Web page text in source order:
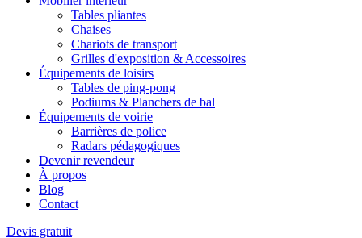
Tables pliantes
Chaises
Chariots de transport
Grilles d'exposition & Accessoires
Équipements de loisirs
Tables de ping-pong
Podiums & Planchers de bal
Équipements de voirie
Barrières de police
Radars pédagogiques
Devenir revendeur
À propos
Blog
Contact
Devis gratuit